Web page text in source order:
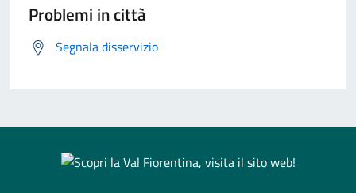
Problemi in città
Segnala disservizio